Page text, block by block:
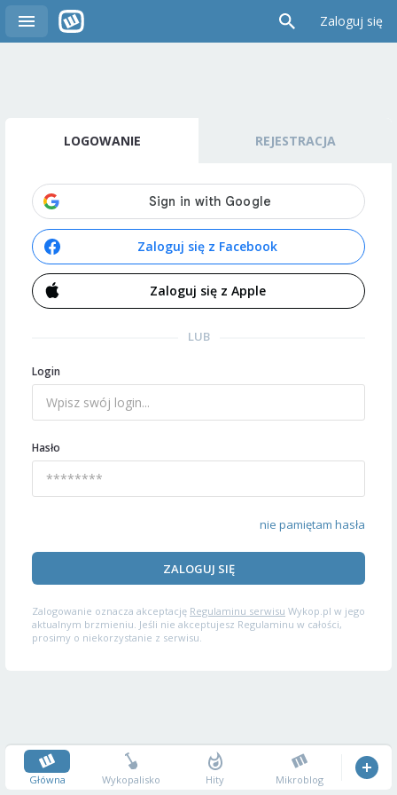
Zaloguj się
LOGOWANIE REJESTRACJA
Zaloguj się z Facebook
Zaloguj się z Apple
LUB
Login
Hasło
nie pamiętam hasła
ZALOGUJ SIĘ
Zalogowanie oznacza akceptację Regulaminu serwisu Wykop.pl w jego
aktualnym brzmieniu. Jeśli nie akceptujesz Regulaminu w całości,
prosimy o niekorzystanie z serwisu.
Główna Wykopalisko Hity Mikroblog